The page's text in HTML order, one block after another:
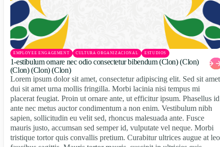
EMPLOYEE ENGAGEMENT CULTURA ORGANIZACIONAL ESTUDIOS
1-estibulum ornare nec odio consectetur bibendum (Clon) (Clon)
(Clon) (Clon) (Clon)
Lorem ipsum dolor sit amet, consectetur adipiscing elit. Sed sit amet
dui sit amet urna mollis fringilla. Morbi lacinia nisi tempus mi
placerat feugiat. Proin ut ornare ante, ut efficitur ipsum. Phasellus id
ante nec metus auctor condimentum a non enim. Vestibulum nibh
sapien, sollicitudin eu velit sed, rhoncus malesuada ante. Fusce
mauris justo, accumsan sed semper id, vulputate vel neque. Morbi
tristique tortor quis convallis pretium. Curabitur ultrices augue at leo